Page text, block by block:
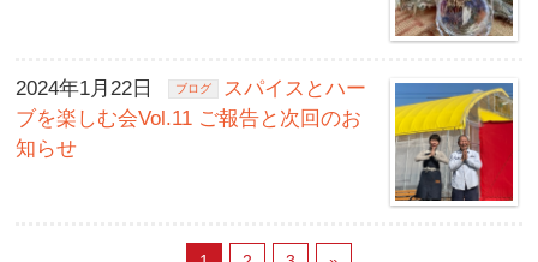
2024年1月22日 ブログ
スパイスとハー
ブを楽しむ会Vol.11 ご報告と次回のお
知らせ